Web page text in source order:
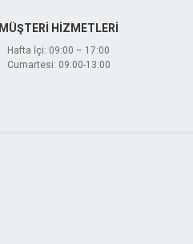
MÜŞTERİ HİZMETLERİ
Hafta İçi: 09:00 – 17:00
Cumartesi: 09:00-13:00